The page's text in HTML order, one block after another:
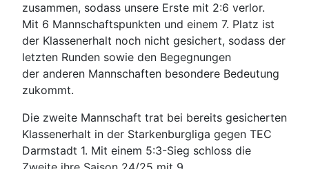
zusammen, sodass unsere Erste mit 2:6 verlor.
Mit 6 Mannschaftspunkten und einem 7. Platz ist
der Klassenerhalt noch nicht gesichert, sodass der
letzten Runden sowie den Begegnungen
der anderen Mannschaften besondere Bedeutung
zukommt.
Die zweite Mannschaft trat bei bereits gesicherten
Klassenerhalt in der Starkenburgliga gegen TEC
Darmstadt 1. Mit einem 5:3-Sieg schloss die